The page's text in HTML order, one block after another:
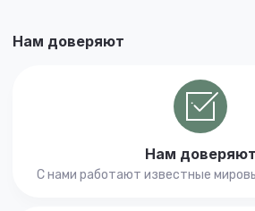
Нам доверяют
Нам доверяют
С нами работают известные